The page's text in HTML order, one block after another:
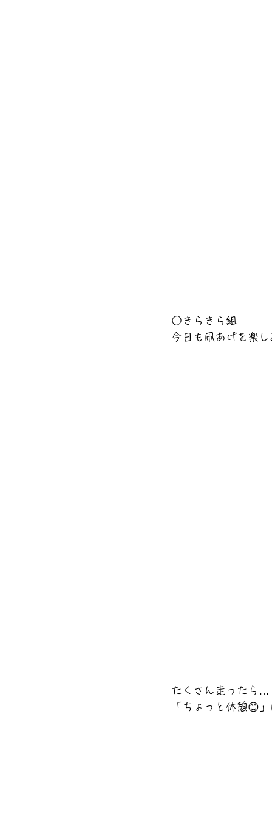
○きらきら組
今日も凧あげを楽
たくさん走ったら…
「ちょっと休憩😊